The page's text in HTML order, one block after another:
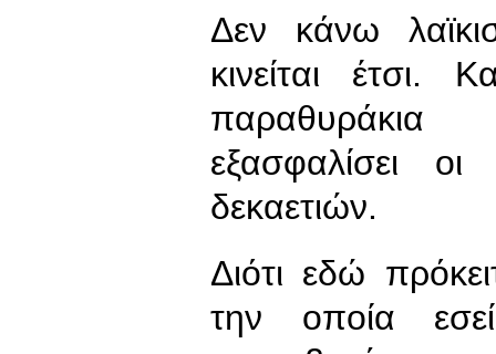
Δεν κάνω
κινείται έτσι.
εξασφαλίσει
δεκαετιών.
Διότι εδώ
την οποία